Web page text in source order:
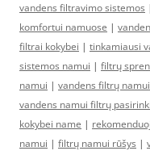
vandens filtravimo sistemos
komfortui namuose |
filtrai kokybei | tinkamiausi
sistemos namui | filtrų
namui | vandens filtrų
vandens namui filtrų
kokybei name |
namui | filtrų namui rūšys |